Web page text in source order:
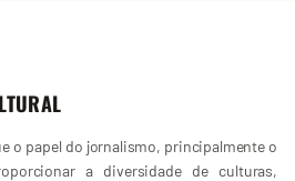
o papel do jornalismo, principalmente o
a diversidade de culturas,